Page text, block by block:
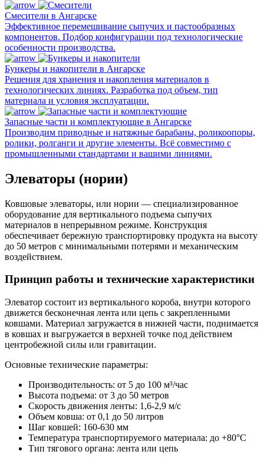
Смесители в Ангарске
Эффективное перемешивание сыпучих и пастообразных
компонентов. Подбор конфигурации под технологические
особенности производства.
Бункеры и накопители в Ангарске
Решения для хранения и накопления материалов в
технологических линиях. Разработка под объем, тип
материала и условия эксплуатации.
Запасные части и комплектующие в Ангарске
Производим приводные и натяжные барабаны, роликоопоры,
ролики, ролганги и другие элементы. Всё совместимо с
промышленными стандартами и вашими линиями.
Элеваторы (нории)
Ковшовые элеваторы, или нории — специализированное
оборудование для вертикального подъема сыпучих
материалов в непрерывном режиме. Конструкция
обеспечивает бережную транспортировку продукта на высоту
до 50 метров с минимальными потерями и механическим
воздействием.
Принцип работы и технические характеристики
Элеватор состоит из вертикального короба, внутри которого
движется бесконечная лента или цепь с закрепленными
ковшами. Материал загружается в нижней части, поднимается
в ковшах и выгружается в верхней точке под действием
центробежной силы или гравитации.
Основные технические параметры:
Производительность: от 5 до 100 м³/час
Высота подъема: от 3 до 50 метров
Скорость движения ленты: 1,6-2,9 м/с
Объем ковша: от 0,1 до 50 литров
Шаг ковшей: 160-630 мм
Температура транспортируемого материала: до +80°С
Тип тягового органа: лента или цепь